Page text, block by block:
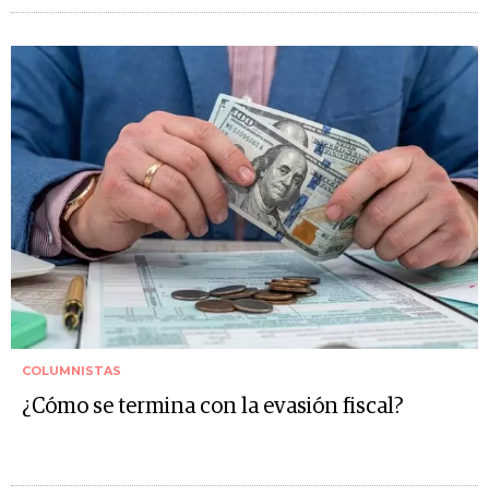
COLUMNISTAS
¿Cómo se termina con la evasión fiscal?